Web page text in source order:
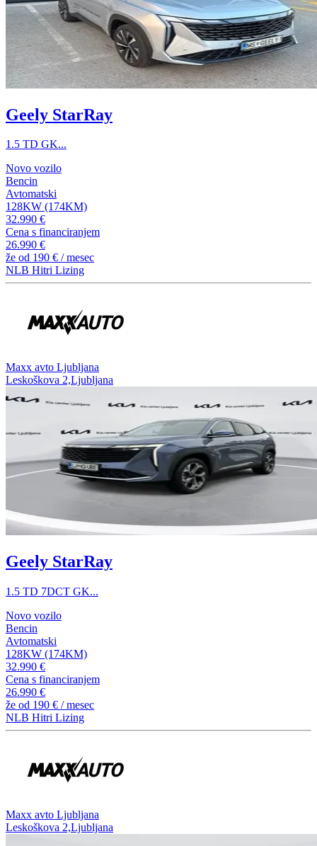
Geely StarRay
1.5 TD GK...
Novo vozilo
Bencin
Avtomatski
128KW (174KM)
32.990 €
Cena s financiranjem
26.990 €
že od 190 € / mesec
NLB Hitri Lizing
⁠Maxx avto Ljubljana
Leskoškova 2,Ljubljana
Geely StarRay
1.5 TD 7DCT GK...
Novo vozilo
Bencin
Avtomatski
128KW (174KM)
32.990 €
Cena s financiranjem
26.990 €
že od 190 € / mesec
NLB Hitri Lizing
⁠Maxx avto Ljubljana
Leskoškova 2,Ljubljana